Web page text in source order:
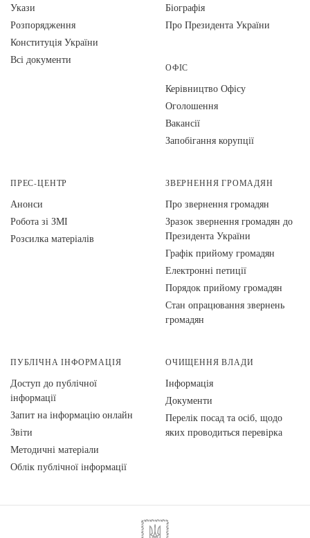
Укази
Розпорядження
Конституція України
Всі документи
Біографія
Про Президента України
ОФІС
Керівництво Офісу
Оголошення
Вакансії
Запобігання корупції
ПРЕС-ЦЕНТР
Анонси
Робота зі ЗМІ
Розсилка матеріалів
ЗВЕРНЕННЯ ГРОМАДЯН
Про звернення громадян
Зразок звернення громадян до
Президента України
Графік прийому громадян
Електронні петиції
Порядок прийому громадян
Стан опрацювання звернень
громадян
ПУБЛІЧНА ІНФОРМАЦІЯ
Доступ до публічної
інформації
Запит на інформацію онлайн
Звіти
Методичні матеріали
Облік публічної інформації
ОЧИЩЕННЯ ВЛАДИ
Інформація
Документи
Перелік посад та осіб, щодо
яких проводиться перевірка